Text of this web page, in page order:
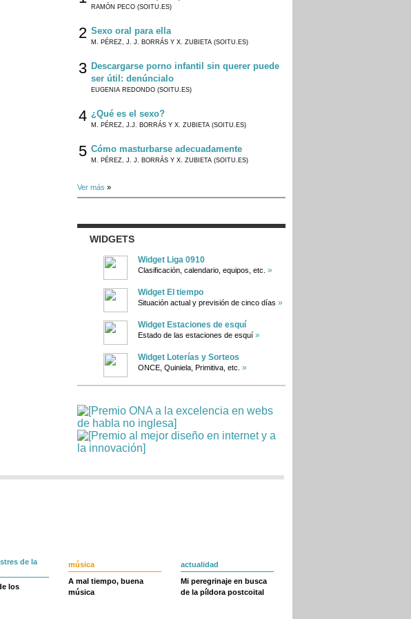
RAMÓN PECO (SOITU.ES)
2 Sexo oral para ella
M. PÉREZ, J. J. BORRÁS Y X. ZUBIETA (SOITU.ES)
3 Descargarse porno infantil sin querer puede
ser útil: denúncialo
EUGENIA REDONDO (SOITU.ES)
4 ¿Qué es el sexo?
M. PÉREZ, J.J. BORRÁS Y X. ZUBIETA (SOITU.ES)
5 Cómo masturbarse adecuadamente
M. PÉREZ, J. J. BORRÁS Y X. ZUBIETA (SOITU.ES)
Ver más »
WIDGETS
Widget Liga 0910
Clasificación, calendario, equipos, etc. »
Widget El tiempo
Situación actual y previsión de cinco días »
Widget Estaciones de esquí
Estado de las estaciones de esquí »
Widget Loterías y Sorteos
ONCE, Quiniela, Primitiva, etc. »
los
música
A mal tiempo, buena
música
actualidad
Mi peregrinaje en busca
de la píldora postcoital